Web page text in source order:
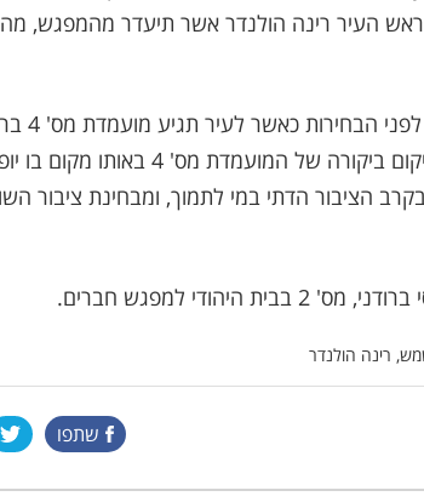
ראש העיר רינה הולנדר אשר תיעדר מהמפגש,
הבית היהודי יסגור את
הבית היהודי ניצנה דרשן לייטנר. אגב שימו לב למיקום ביקורה של המועמדת מס' 4
הציבור הדתי במי לתמוך, ומבחינת ציבור
למפגש חברים.
רינה הולנדר
שתפו